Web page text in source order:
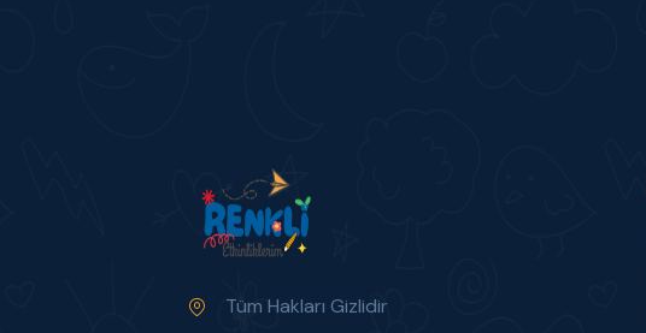
Tüm Hakları Gizlidir